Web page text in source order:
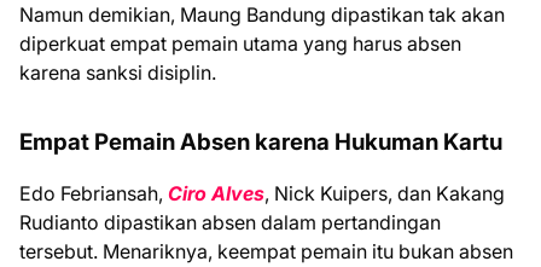
Namun demikian, Maung Bandung dipastikan tak akan
diperkuat empat pemain utama yang harus absen
karena sanksi disiplin.
Empat Pemain Absen karena Hukuman Kartu
Edo Febriansah, Ciro Alves, Nick Kuipers, dan Kakang
Rudianto dipastikan absen dalam pertandingan
tersebut. Menariknya, keempat pemain itu bukan absen